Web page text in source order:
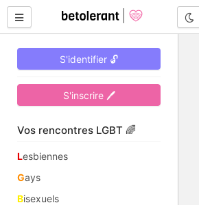
S'identifier 🔓
S'inscrire 🖊
Vos rencontres LGBT 🌈
Lesbiennes
Gays
Bisexuels